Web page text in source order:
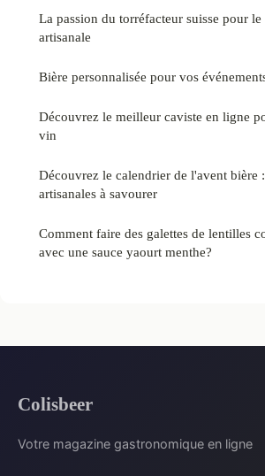
La passion du torréfacteur suisse pour
artisanale
Bière personnalisée pour vos
Découvrez le meilleur caviste en ligne
vin
Découvrez le calendrier de l'avent bière
artisanales à savourer
Comment faire des galettes de lentilles
avec une sauce yaourt menthe?
Colisbeer
Votre magazine gastronomique en ligne